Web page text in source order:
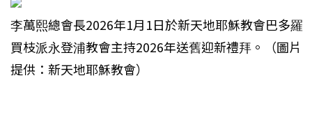
李萬熙總會長2026年1月1日於新天地耶穌教會巴多羅
買枝派永登浦教會主持2026年送舊迎新禮拜。（圖片
提供：新天地耶穌教會）